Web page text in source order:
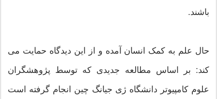
باشند.
حال علم به کمک انسان آمده و از این دیدگاه حمایت می
کند: بر اساس مطالعه جدیدی که توسط پژوهشگران
علوم کامپیوتر دانشگاه ژی جیانگ چین انجام گرفته است